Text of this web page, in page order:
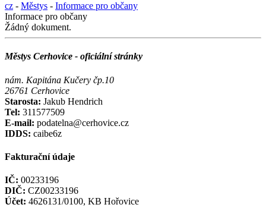
cz - Městys - Informace pro občany
Informace pro občany
Žádný dokument.
Městys Cerhovice - oficiální stránky
nám. Kapitána Kučery čp.10
26761 Cerhovice
Starosta: Jakub Hendrich
Tel: 311577509
E-mail: podatelna@cerhovice.cz
IDDS: caibe6z
Fakturační údaje
IČ: 00233196
DIČ: CZ00233196
Účet: 4626131/0100, KB Hořovice